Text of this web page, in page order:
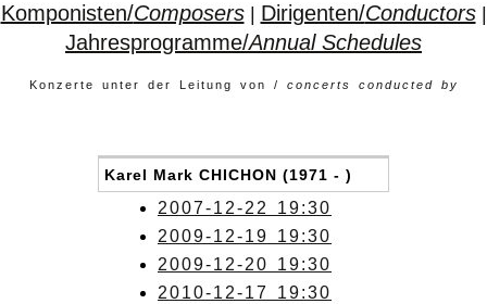
Komponisten/Composers| Dirigenten/Conductors|
Jahresprogramme/Annual Schedules
Konzerte unter der Leitung von / concerts conducted by
Karel Mark CHICHON (1971 - )
2007-12-22 19:30
2009-12-19 19:30
2009-12-20 19:30
2010-12-17 19:30